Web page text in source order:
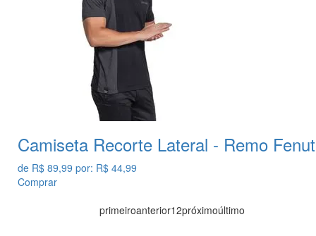
Camiseta Recorte Lateral - Remo Fenut
de R$ 89,99 por: R$ 44,99
Comprar
primeiroanterior12próximoúltimo